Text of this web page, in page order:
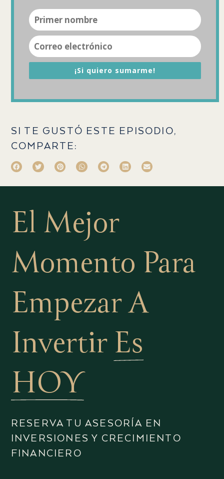
¡Si quiero sumarme!
SI TE GUSTÓ ESTE EPISODIO,
COMPARTE:
El Mejor
Momento Para
Empezar A
Invertir Es
HOY
RESERVA TU ASESORÍA EN
INVERSIONES Y CRECIMIENTO
FINANCIERO